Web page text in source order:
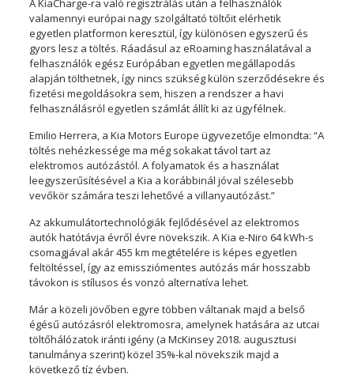
A KiaCharge-ra való regisztrálás után a felhasználók
valamennyi európai nagy szolgáltató töltőit elérhetik
egyetlen platformon keresztül, így különösen egyszerű és
gyors lesz a töltés. Ráadásul az eRoaming használatával a
felhasználók egész Európában egyetlen megállapodás
alapján tölthetnek, így nincs szükség külön szerződésekre és
fizetési megoldásokra sem, hiszen a rendszer a havi
felhasználásról egyetlen számlát állít ki az ügyfélnek.
Emilio Herrera, a Kia Motors Europe ügyvezetője elmondta: “A
töltés nehézkessége ma még sokakat távol tart az
elektromos autózástól. A folyamatok és a használat
leegyszerűsítésével a Kia a korábbinál jóval szélesebb
vevőkör számára teszi lehetővé a villanyautózást.”
Az akkumulátortechnológiák fejlődésével az elektromos
autók hatótávja évről évre növekszik. A Kia e-Niro 64 kWh-s
csomagjával akár 455 km megtételére is képes egyetlen
feltöltéssel, így az emissziómentes autózás már hosszabb
távokon is stílusos és vonzó alternatíva lehet.
Már a közeli jövőben egyre többen váltanak majd a belső
égésű autózásról elektromosra, amelynek hatására az utcai
töltőhálózatok iránti igény (a McKinsey 2018. augusztusi
tanulmánya szerint) közel 35%-kal növekszik majd a
következő tíz évben.